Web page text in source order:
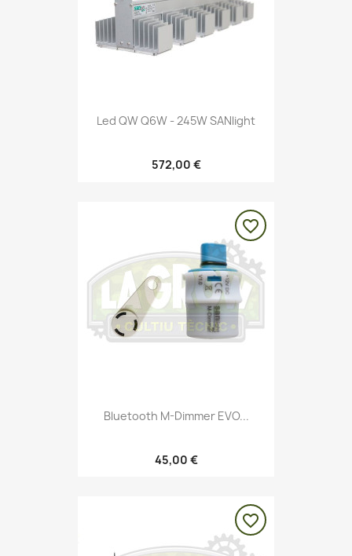
Led QW Q6W - 245W SANlight
572,00 €
Bluetooth M-Dimmer EVO...
45,00 €
favorite_border
favorite_border